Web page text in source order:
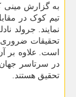
تیم کوک در
نمایند. جرولد
است. علاوه بر
در سرتاسر
تحقیق هستند.